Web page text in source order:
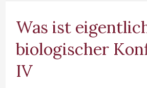
Was ist
biologischer
IV